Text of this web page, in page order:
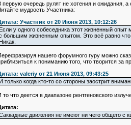
первую очередь рулят не хотения и ожидания, а
мудрость Участника:
Участник от 20 Июня 2013, 10:12:26
Если у одного собеседника этот жизненный
большим жизненным опытом. Это всё равно что
Никак.
нашего форумного гуру можно
к пониманию того, что творится за
valeriy от 21 Июня 2013, 09:43:25
И только когда кто-то со стороны заострит
то что деется в диапазоне рентгеновского
движения не имеют ни чего общего с